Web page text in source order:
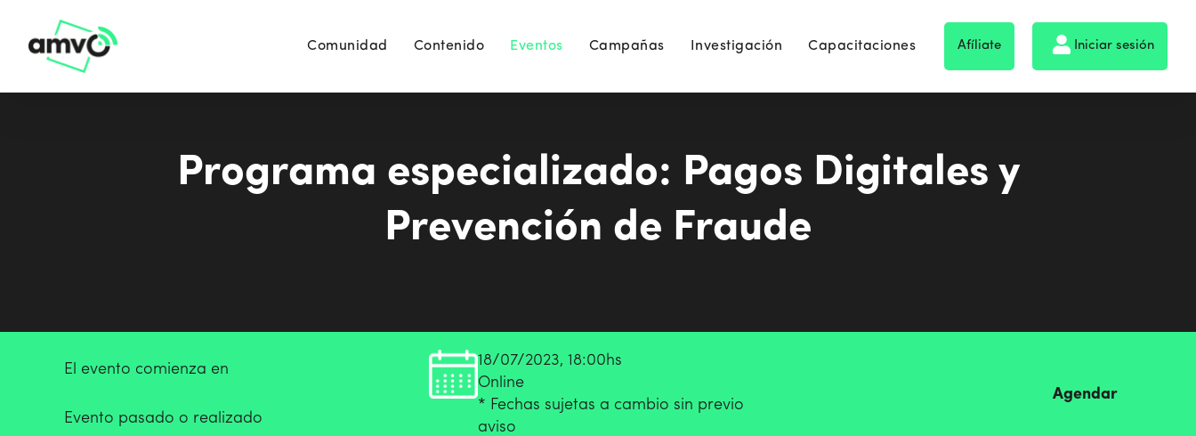
Comunidad Contenido Eventos Campañas Investigación Capacitaciones Afíliate Iniciar sesión
Programa especializado: Pagos Digitales y
Prevención de Fraude
El evento comienza en
Evento pasado o realizado
18/07/2023, 18:00hs
Online
* Fechas sujetas a cambio sin previo
aviso
Agendar